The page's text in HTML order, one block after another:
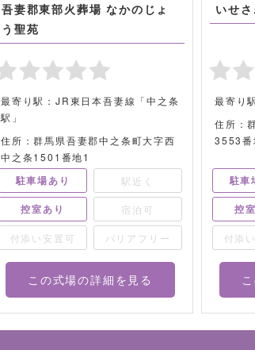
吾妻郡東部火葬場 なかのじょ
う聖苑
最寄り駅：JR東日本吾妻線「中之条
駅」
住所：群馬県吾妻郡中之条町大字西
中之条1501番地1
駐車場あり 駅近く
控室あり 宿泊可
付添い安置可 バリアフリー
この式場の詳細を見る
いせ
最寄り
住所：
3553番
駐車
控
付添